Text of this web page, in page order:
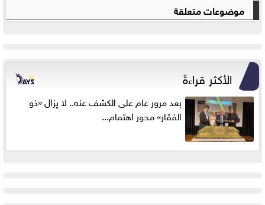
موضوعات متعلقة
الأكثر قراءةً
بعد مرور عام على الكشف عنه.. لا يزال «ذو
الفقار» محور اهتمام...